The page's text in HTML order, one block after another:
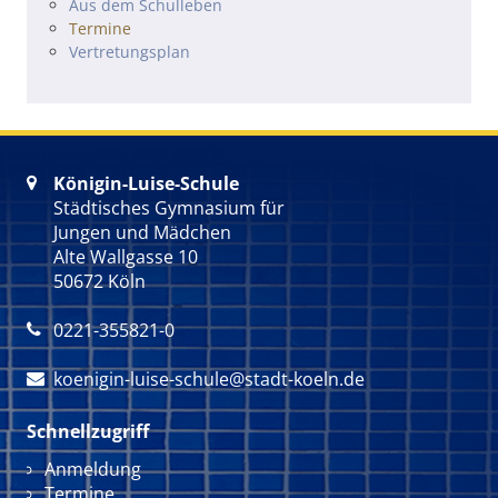
Navigation überspringen
Aus dem Schulleben
Termine
Vertretungsplan

Königin-Luise-Schule
Städtisches Gymnasium für
Jungen und Mädchen
Alte Wallgasse 10
50672 Köln
 0221-355821-0
 koenigin-luise-schule@stadt-koeln.de
Schnellzugriff
Navigation überspringen
Anmeldung